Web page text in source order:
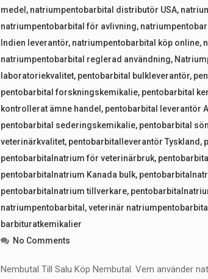
medel , natriumpentobarbital distributör USA,
natriumpentobarbital för avlivning,
Indien leverantör, natriumpentobarbital köp online,
natriumpentobarbital reglerad användning,
laboratoriekvalitet, pentobarbital bulkleverantör,
pentobarbital forskningskemikalie, pentobarbital
kontrollerat ämne handel , pentobarbital leverantör
pentobarbital sederingskemikalie, pentobarbital
veterinärkvalitet, pentobarbitalleverantör Tyskland ,
pentobarbitalnatrium för veterinärbruk,
pentobarbitalnatrium Kanada bulk,
pentobarbitalnatrium tillverkare,
natriumpentobarbital ,veterinär natriumpentobarbital
barbituratkemikalier
No Comments
Nembutal Till Salu Köp Nembutal. Vem använder